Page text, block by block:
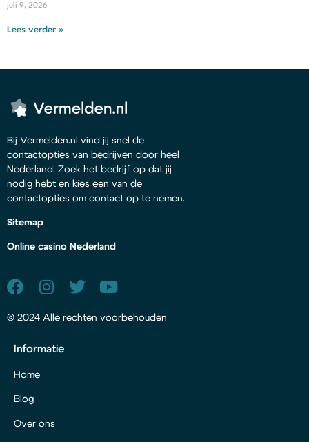
juli 9, 2026
Lees verder »
Bij Vermelden.nl vind jij snel de
contactopties van bedrijven door heel
Nederland. Zoek het bedrijf op dat jij
nodig hebt en kies een van de
contactopties om contact op te nemen.
Sitemap
Online casino Nederland
© 2024 Alle rechten voorbehouden
Informatie
Home
Blog
Over ons